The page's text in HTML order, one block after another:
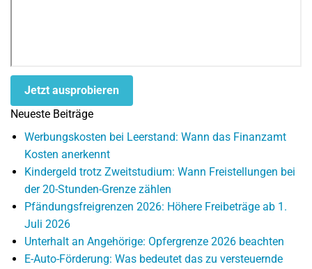
Jetzt ausprobieren
Neueste Beiträge
Werbungskosten bei Leerstand: Wann das Finanzamt
Kosten anerkennt
Kindergeld trotz Zweitstudium: Wann Freistellungen bei
der 20-Stunden-Grenze zählen
Pfändungsfreigrenzen 2026: Höhere Freibeträge ab 1.
Juli 2026
Unterhalt an Angehörige: Opfergrenze 2026 beachten
E-Auto-Förderung: Was bedeutet das zu versteuernde